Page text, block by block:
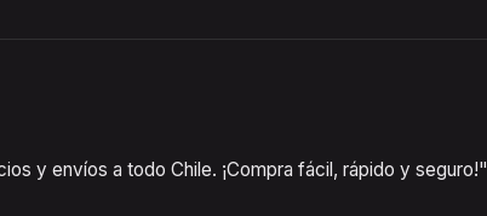
y envíos a todo Chile. ¡Compra fácil, rápido y seguro!"